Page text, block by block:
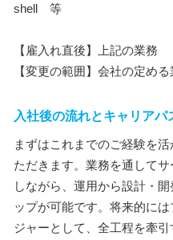
shell 等
【雇入れ直後】上記の業務
【変更の範囲】会社の定める
入社後の流れとキャリアパ
まずはこれまでのご経験を
ただきます。業務を通して
しながら、運用から設計・
ップが可能です。将来的に
ジャーとして、全工程を牽